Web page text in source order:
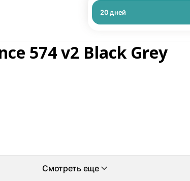
20дней
574 v2 Black Grey
Смотреть еще